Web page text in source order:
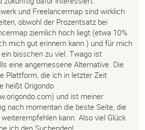
und Freelancermap sind wirklich
obwohl der Prozentsatz bei
ziemlich hoch liegt (etwa 10%
mich gut erinnern kann ) und für mich
bisschen zu viel. Twago ist
eine angemessene Alternative. Die
Plattform, die ich in letzter Zeit
heißt Origondo
) und ist meiner
nach momentan die beste Seite, die
kann. Also viel Glück
ich den Suchenden!